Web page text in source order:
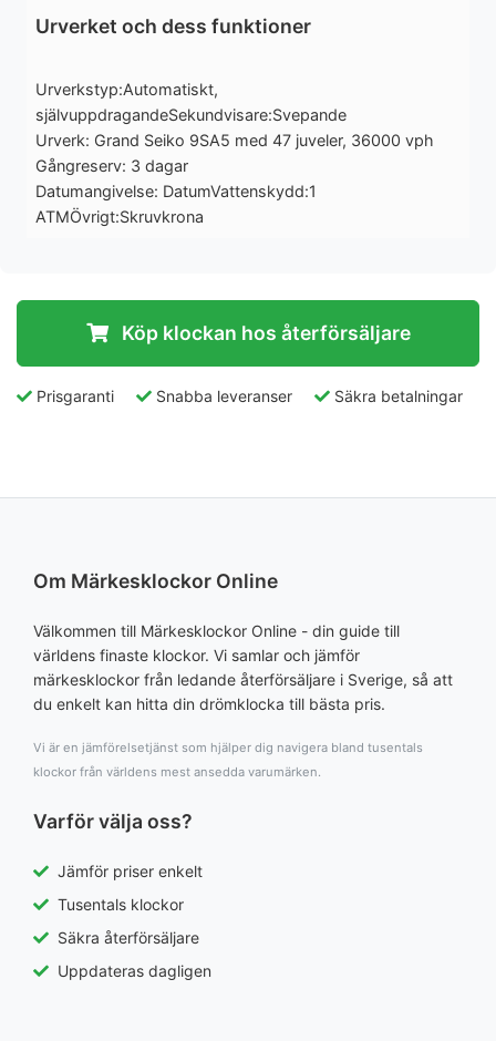
Urverket och dess funktioner
Urverkstyp:Automatiskt,
självuppdragandeSekundvisare:Svepande
Urverk: Grand Seiko 9SA5 med 47 juveler, 36000 vph
Gångreserv: 3 dagar
Datumangivelse: DatumVattenskydd:1
ATMÖvrigt:Skruvkrona
Köp klockan hos återförsäljare
Prisgaranti Snabba leveranser Säkra betalningar
Om Märkesklockor Online
Välkommen till Märkesklockor Online - din guide till
världens finaste klockor. Vi samlar och jämför
märkesklockor från ledande återförsäljare i Sverige, så att
du enkelt kan hitta din drömklocka till bästa pris.
Vi är en jämförelsetjänst som hjälper dig navigera bland tusentals
klockor från världens mest ansedda varumärken.
Varför välja oss?
Jämför priser enkelt
Tusentals klockor
Säkra återförsäljare
Uppdateras dagligen